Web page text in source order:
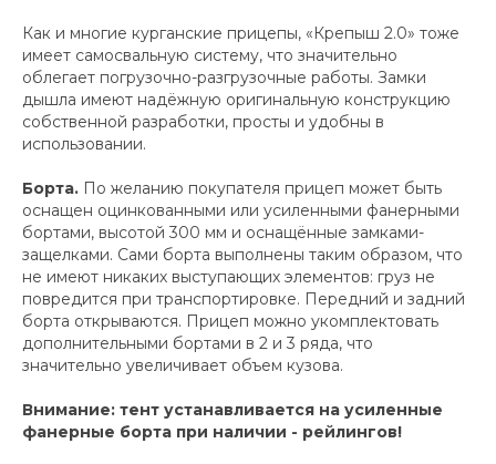
Как и многие курганские прицепы, «Крепыш 2.0» тоже
имеет самосвальную систему, что значительно
облегает погрузочно-разгрузочные работы. Замки
дышла имеют надёжную оригинальную конструкцию
собственной разработки, просты и удобны в
использовании.
Борта. По желанию покупателя прицеп может быть
оснащен оцинкованными или усиленными фанерными
бортами, высотой 300 мм и оснащённые замками-
защелками. Сами борта выполнены таким образом, что
не имеют никаких выступающих элементов: груз не
повредится при транспортировке. Передний и задний
борта открываются. Прицеп можно укомплектовать
дополнительными бортами в 2 и 3 ряда, что
значительно увеличивает объем кузова.
Внимание: тент устанавливается на усиленные
фанерные борта при наличии - рейлингов!